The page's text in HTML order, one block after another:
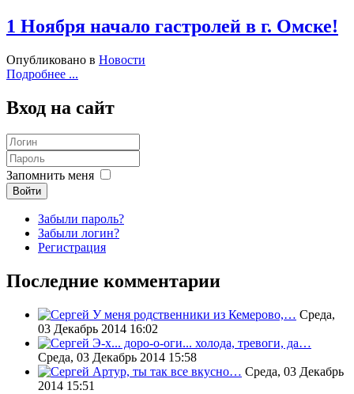
1 Ноября начало гастролей в г. Омске!
Опубликовано в Новости
Подробнее ...
Вход на сайт
Запомнить меня
Войти
Забыли пароль?
Забыли логин?
Регистрация
Последние комментарии
У меня родственники из Кемерово,… Среда,
03 Декабрь 2014 16:02
Э-х... доро-о-оги... холода, тревоги, да…
Среда, 03 Декабрь 2014 15:58
Артур, ты так все вкусно… Среда, 03 Декабрь
2014 15:51